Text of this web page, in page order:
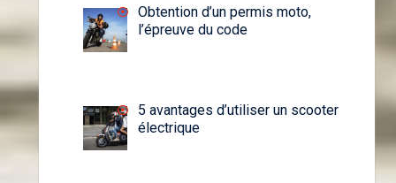
Obtention d’un permis moto,
l’épreuve du code
5 avantages d’utiliser un scooter
électrique